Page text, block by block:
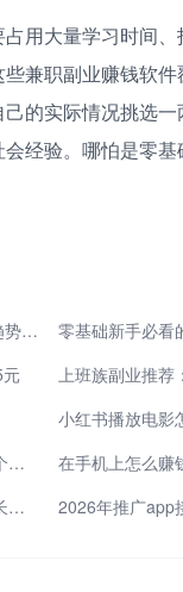
用大量学习时间
兼职副业赚钱软
的实际情况挑选
经验。哪怕是零
2026年副业新机遇：5类低门槛方向 借AI与数字化趋势开辟第二收入渠道
小红书播放电影
小红书聚光开口成本是什么意思 聚光开口成本看哪个数据
下班搞副业！零基础怎么做小说推广挣钱 起号引流长久变现干货